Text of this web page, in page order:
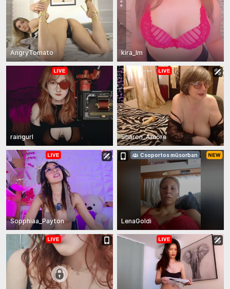
AngryTomato kira_lm
raingurl Sharon_Amore
Sopphiaa_Payton
Csoportos műsorban
LenaGoldi